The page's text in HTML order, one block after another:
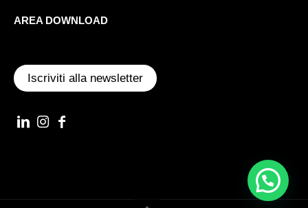
AREA DOWNLOAD
Iscriviti alla newsletter